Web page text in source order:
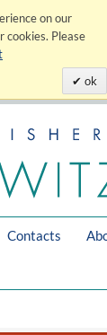
on our
cookies. Please
ok
Contacts